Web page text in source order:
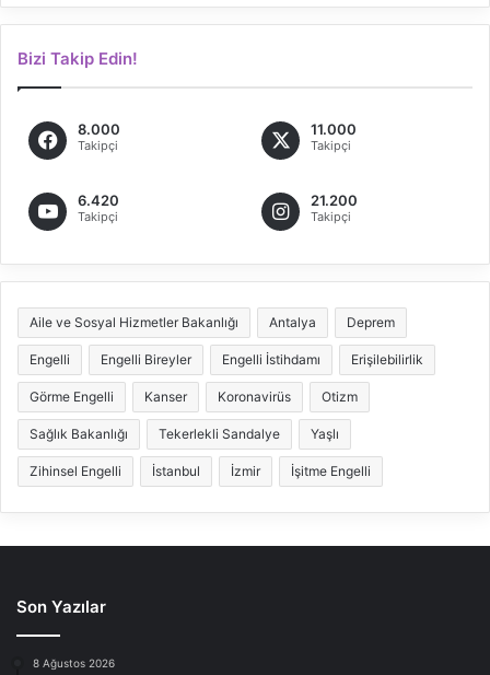
Bizi Takip Edin!
8.000
Takipçi
11.000
Takipçi
6.420
Takipçi
21.200
Takipçi
Aile ve Sosyal Hizmetler Bakanlığı Antalya Deprem
Engelli Engelli Bireyler Engelli İstihdamı Erişilebilirlik
Görme Engelli Kanser Koronavirüs Otizm
Sağlık Bakanlığı Tekerlekli Sandalye Yaşlı
Zihinsel Engelli İstanbul İzmir İşitme Engelli
Son Yazılar
8 Ağustos 2026